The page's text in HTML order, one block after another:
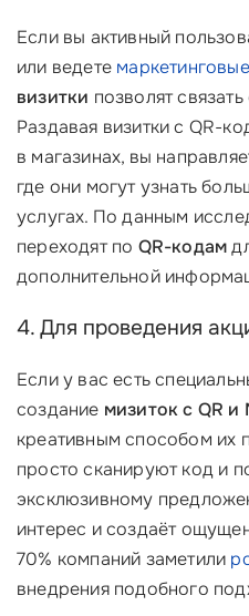
Если вы активный
или ведете
визитки позволят
Раздавая визитки с QR-
в магазинах, вы
где они могут узнать
услугах. По данным
переходят по QR-кодам
дополнительной
4. Для проведения
Если у вас есть
создание мизиток с QR и
креативным способом их
просто сканируют код и
эксклюзивному
интерес и создаёт
70% компаний заметили
внедрения подобного